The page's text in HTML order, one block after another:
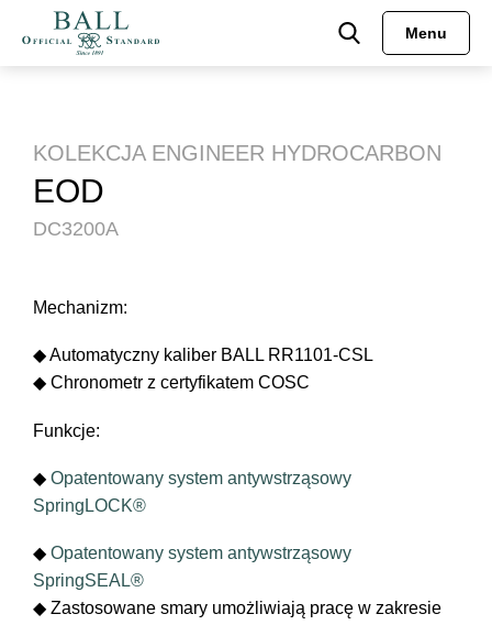
Menu
KOLEKCJA ENGINEER HYDROCARBON
EOD
DC3200A
Mechanizm:
◆ Automatyczny kaliber BALL RR1101-CSL
◆ Chronometr z certyfikatem COSC
Funkcje:
◆ Opatentowany system antywstrząsowy
SpringLOCK®
◆ Opatentowany system antywstrząsowy
SpringSEAL®
◆ Zastosowane smary umożliwiają pracę w zakresie
Engineer III
Engineer Master II
Fireman
Oficjalne Zegarki Kolejowe
Roadmaster
Engineer M
Engineer Master II
Engineer III
Trainmaster
Fireman
Oficjalne Zegarki Kolejowe
MUZEUM